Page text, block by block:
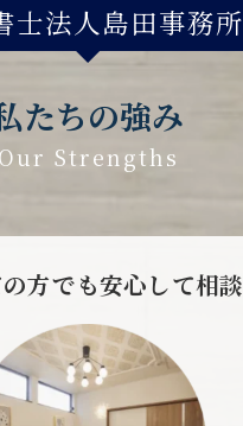
士法人島田事務所
たちの強み
Our Strengths
方でも安心して相談